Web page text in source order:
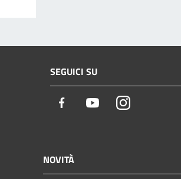
SEGUICI SU
Facebook YoutubeInstagram
NOVITÀ